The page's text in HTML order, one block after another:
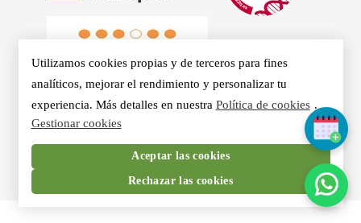
© 2026 - Clínicas Aurea. Especialistas en Logopedia,
Otorrino, Psicología, Voz Profesional y Nutrición en Madrid.
Utilizamos cookies propias y de terceros para fines
analíticos, mejorar el rendimiento y personalizar tu
experiencia. Más detalles en nuestra Política de cookies .
Gestionar cookies
Aceptar las cookies
Rechazar las cookies